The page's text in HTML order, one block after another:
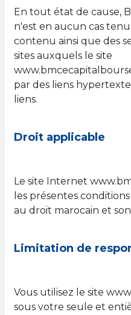
En tout état de cause,
n'est en aucun cas
contenu ainsi que des
sites auxquels le site
par des liens
liens.
Droit applicable
Le site Internet
les présentes
au droit marocain et
Limitation de
Vous utilisez le site
sous votre seule et